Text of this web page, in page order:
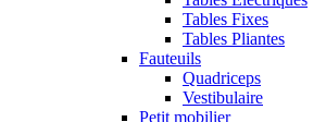
Tables Fixes
Tables Pliantes
Fauteuils
Quadriceps
Vestibulaire
Petit mobilier